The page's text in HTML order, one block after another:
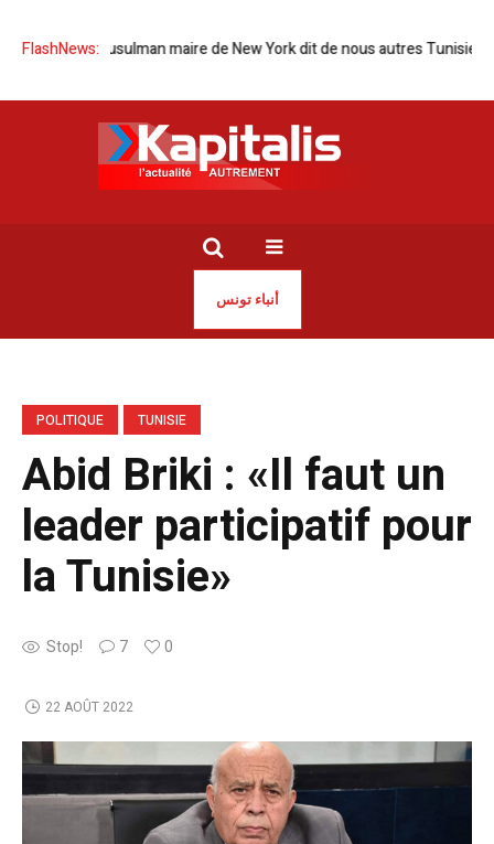
FlashNews:
d’un musulman maire de New York dit de nous autres Tunisiens
أنباء تونس
POLITIQUE TUNISIE
Abid Briki : «Il faut un
leader participatif pour
la Tunisie»
Stop! 7 0
22 AOÛT 2022